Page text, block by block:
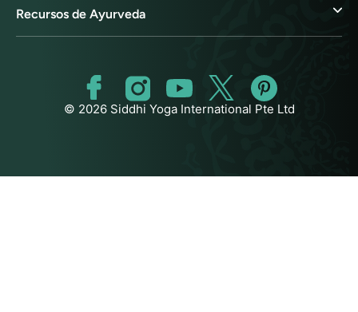
Recursos de Ayurveda
© 2026 Siddhi Yoga International Pte Ltd